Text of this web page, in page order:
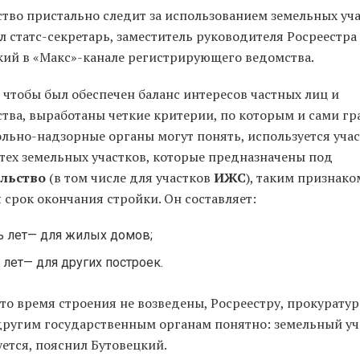
пристально следит за использованием земельных
статс-секретарь, заместитель руководителя
в «Макс»-канале регистрирующего ведомства.
был обеспечен баланс интересов частных лиц и
выработаны четкие критерии, по которым и сами
надзорные органы могут понять, используется
земельных участков, которые предназначены под
(в том числе для участков ИЖС), таким
срок окончания стройки. Он составляет:
лет— для жилых домов;
лет— для других построек.
время строения не возведены, Росреестру,
государственным органам понятно: земельный
пояснил Бутовецкий.